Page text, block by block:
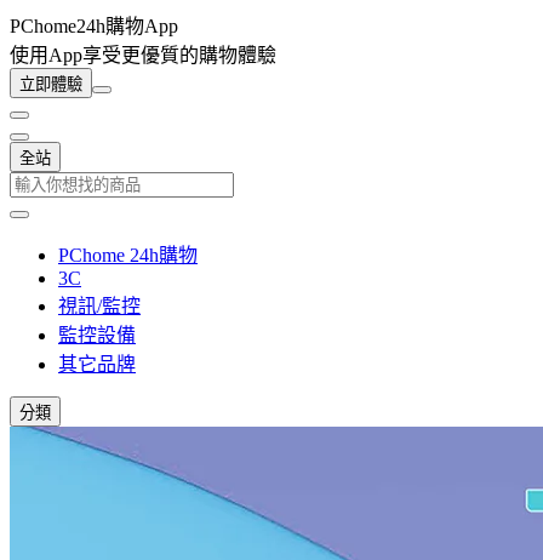
PChome24h購物App
使用App享受更優質的購物體驗
立即體驗
全站
PChome 24h購物
3C
視訊/監控
監控設備
其它品牌
分類